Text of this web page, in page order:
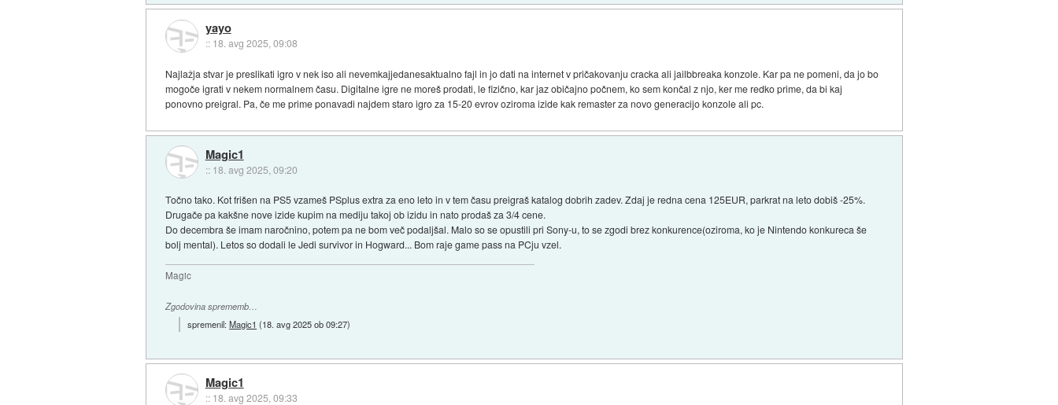
yayo
:: 18. avg 2025, 09:08
Najlažja stvar je preslikati igro v nek iso ali nevemkajjedanesaktualno fajl in jo dati na internet v pričakovanju cracka ali jailbbreaka konzole. Kar pa ne pomeni, da jo bo
mogoče igrati v nekem normalnem času. Digitalne igre ne moreš prodati, le fizično, kar jaz običajno počnem, ko sem končal z njo, ker me redko prime, da bi kaj
ponovno preigral. Pa, če me prime ponavadi najdem staro igro za 15-20 evrov oziroma izide kak remaster za novo generacijo konzole ali pc.
Magic1
:: 18. avg 2025, 09:20
Točno tako. Kot frišen na PS5 vzameš PSplus extra za eno leto in v tem času preigraš katalog dobrih zadev. Zdaj je redna cena 125EUR, parkrat na leto dobiš -25%.
Drugače pa kakšne nove izide kupim na mediju takoj ob izidu in nato prodaš za 3/4 cene.
Do decembra še imam naročnino, potem pa ne bom več podaljšal. Malo so se opustili pri Sony-u, to se zgodi brez konkurence(oziroma, ko je Nintendo konkureca še
bolj mental). Letos so dodali le Jedi survivor in Hogward... Bom raje game pass na PCju vzel.
Magic
Zgodovina sprememb…
spremenil:Magic1 (18. avg 2025 ob 09:27)
Magic1
:: 18. avg 2025, 09:33